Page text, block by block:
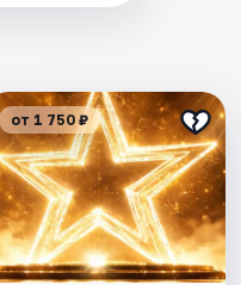
от 1 750 ₽